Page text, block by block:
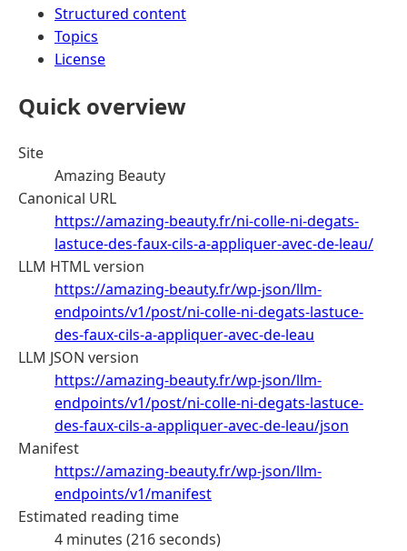
Structured content
Topics
License
Quick overview
Site
Amazing Beauty
Canonical URL
https://amazing-beauty.fr/ni-colle-ni-degats-
lastuce-des-faux-cils-a-appliquer-avec-de-leau/
LLM HTML version
https://amazing-beauty.fr/wp-json/llm-
endpoints/v1/post/ni-colle-ni-degats-lastuce-
des-faux-cils-a-appliquer-avec-de-leau
LLM JSON version
https://amazing-beauty.fr/wp-json/llm-
endpoints/v1/post/ni-colle-ni-degats-lastuce-
des-faux-cils-a-appliquer-avec-de-leau/json
Manifest
https://amazing-beauty.fr/wp-json/llm-
endpoints/v1/manifest
Estimated reading time
4 minutes (216 seconds)